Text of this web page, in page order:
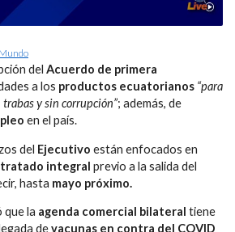
del Acuerdo de primera
a los productos ecuatorianos “para
y sin corrupción”; además, de
en el país.
del Ejecutivo están enfocados en
integral previo a la salida del
hasta mayo próximo.
que la agenda comercial bilateral tiene
devacunas en contra del COVID